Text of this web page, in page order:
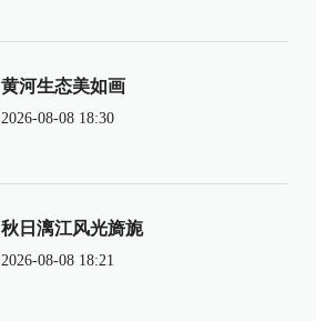
黄河生态美如画
2026-08-08 18:30
秋日漓江风光旖旎
2026-08-08 18:21